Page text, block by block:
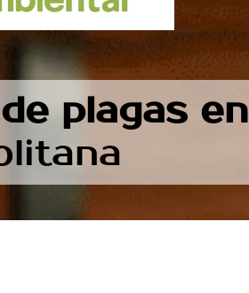
plagas en